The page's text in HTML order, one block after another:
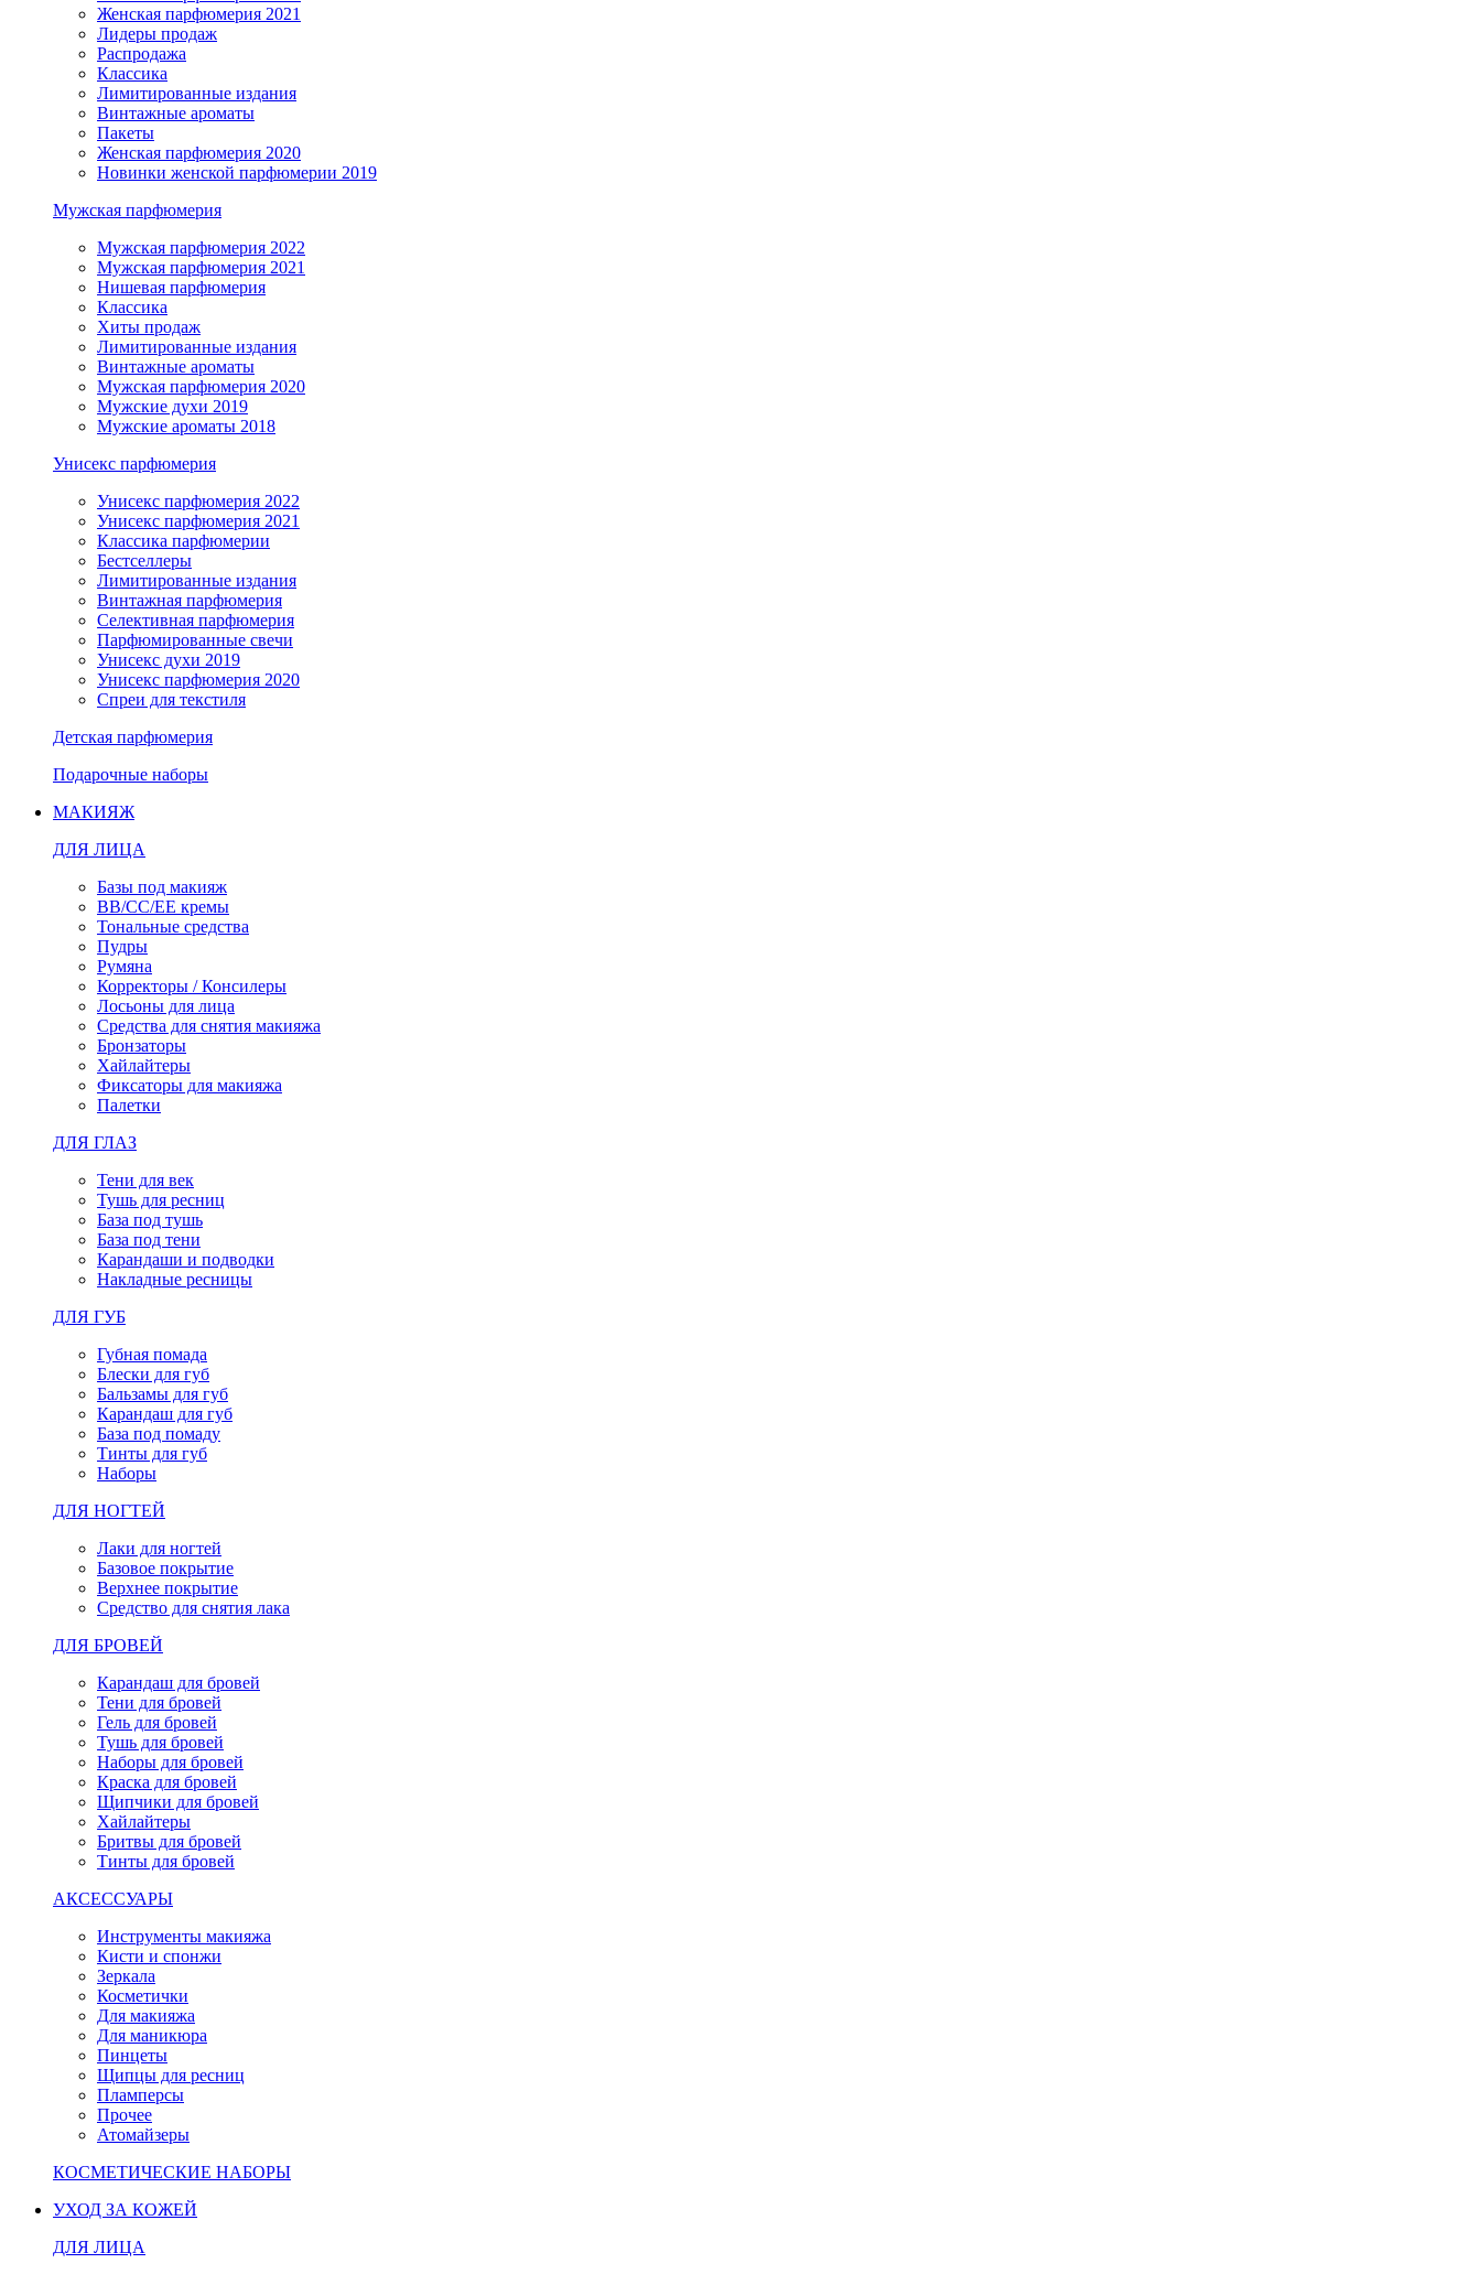
Женская парфюмерия 2021
Лидеры продаж
Распродажа
Классика
Лимитированные издания
Винтажные ароматы
Пакеты
Женская парфюмерия 2020
Новинки женской парфюмерии 2019
Мужская парфюмерия
Мужская парфюмерия 2022
Мужская парфюмерия 2021
Нишевая парфюмерия
Классика
Хиты продаж
Лимитированные издания
Винтажные ароматы
Мужская парфюмерия 2020
Мужские духи 2019
Мужские ароматы 2018
Унисекс парфюмерия
Унисекс парфюмерия 2022
Унисекс парфюмерия 2021
Классика парфюмерии
Бестселлеры
Лимитированные издания
Винтажная парфюмерия
Селективная парфюмерия
Парфюмированные свечи
Унисекс духи 2019
Унисекс парфюмерия 2020
Спреи для текстиля
Детская парфюмерия
Подарочные наборы
МАКИЯЖ
ДЛЯ ЛИЦА
Базы под макияж
BB/CC/EE кремы
Тональные средства
Пудры
Румяна
Корректоры / Консилеры
Лосьоны для лица
Средства для снятия макияжа
Бронзаторы
Хайлайтеры
Фиксаторы для макияжа
Палетки
ДЛЯ ГЛАЗ
Тени для век
Тушь для ресниц
База под тушь
База под тени
Карандаши и подводки
Накладные ресницы
ДЛЯ ГУБ
Губная помада
Блески для губ
Бальзамы для губ
Карандаш для губ
База под помаду
Тинты для губ
Наборы
ДЛЯ НОГТЕЙ
Лаки для ногтей
Базовое покрытие
Верхнее покрытие
Средство для снятия лака
ДЛЯ БРОВЕЙ
Карандаш для бровей
Тени для бровей
Гель для бровей
Тушь для бровей
Наборы для бровей
Краска для бровей
Щипчики для бровей
Хайлайтеры
Бритвы для бровей
Тинты для бровей
АКСЕССУАРЫ
Инструменты макияжа
Кисти и спонжи
Зеркала
Косметички
Для макияжа
Для маникюра
Пинцеты
Щипцы для ресниц
Пламперсы
Прочее
Атомайзеры
КОСМЕТИЧЕСКИЕ НАБОРЫ
УХОД ЗА КОЖЕЙ
ДЛЯ ЛИЦА